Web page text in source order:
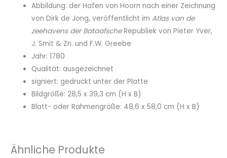
Abbildung: der Hafen von Hoorn nach einer Zeichnung
von Dirk de Jong, veröffentlicht imAtlas van de
zeehavens der BataafscheRepubliek von Pieter Yver,
J. Smit & Zn. und F.W. Greebe
Jahr: 1780
Qualität: ausgezeichnet
signiert: gedruckt unter der Platte
Bildgröße: 28,5 x 39,3 cm (H x B)
Blatt- oder Rahmengröße: 48,6 x 58,0 cm (H x B)
Ähnliche Produkte